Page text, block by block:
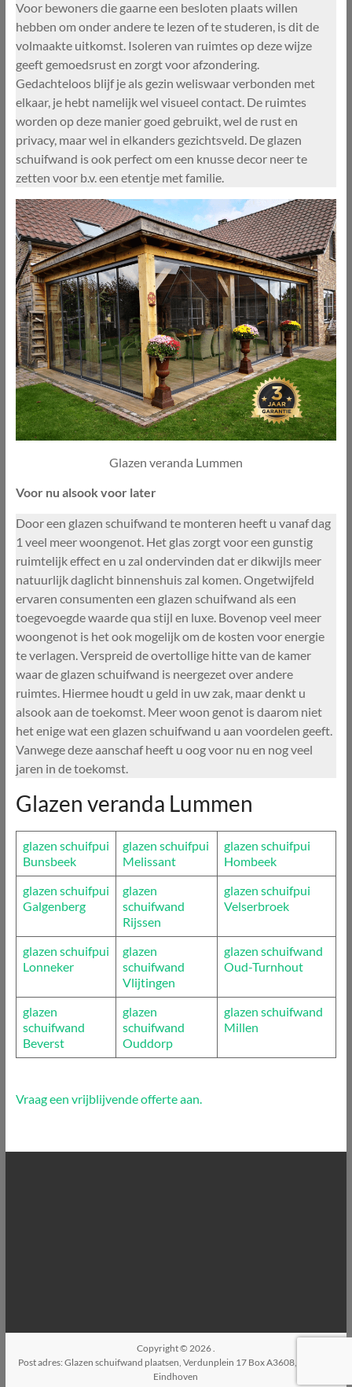
Voor bewoners die gaarne een besloten plaats willen
hebben om onder andere te lezen of te studeren, is dit de
volmaakte uitkomst. Isoleren van ruimtes op deze wijze
geeft gemoedsrust en zorgt voor afzondering.
Gedachteloos blijf je als gezin weliswaar verbonden met
elkaar, je hebt namelijk wel visueel contact. De ruimtes
worden op deze manier goed gebruikt, wel de rust en
privacy, maar wel in elkanders gezichtsveld. De glazen
schuifwand is ook perfect om een knusse decor neer te
zetten voor b.v. een etentje met familie.
Glazen veranda Lummen
Voor nu alsook voor later
Door een glazen schuifwand te monteren heeft u vanaf dag
1 veel meer woongenot. Het glas zorgt voor een gunstig
ruimtelijk effect en u zal ondervinden dat er dikwijls meer
natuurlijk daglicht binnenshuis zal komen. Ongetwijfeld
ervaren consumenten een glazen schuifwand als een
toegevoegde waarde qua stijl en luxe. Bovenop veel meer
woongenot is het ook mogelijk om de kosten voor energie
te verlagen. Verspreid de overtollige hitte van de kamer
waar de glazen schuifwand is neergezet over andere
ruimtes. Hiermee houdt u geld in uw zak, maar denkt u
alsook aan de toekomst. Meer woon genot is daarom niet
het enige wat een glazen schuifwand u aan voordelen geeft.
Vanwege deze aanschaf heeft u oog voor nu en nog veel
jaren in de toekomst.
Glazen veranda Lummen
glazen schuifpui
Bunsbeek
glazen schuifpui
Melissant
glazen schuifpui
Hombeek
glazen schuifpui
Galgenberg
glazen
schuifwand
Rijssen
glazen schuifpui
Velserbroek
glazen schuifpui
Lonneker
glazen
schuifwand
Vlijtingen
glazen schuifwand
Oud-Turnhout
glazen
schuifwand
Beverst
glazen
schuifwand
Ouddorp
glazen schuifwand
Millen
Vraag een vrijblijvende offerte aan.
Copyright © 2026
Post adres: Glazen schuifwand plaatsen, Verdunplein 17 Box A3608, 5627SZ,
Eindhoven